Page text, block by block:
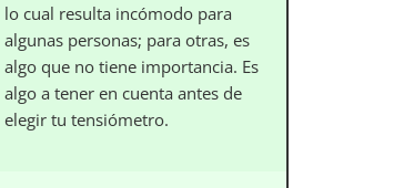
lo cual resulta incómodo para
algunas personas; para otras, es
algo que no tiene importancia. Es
algo a tener en cuenta antes de
elegir tu tensiómetro.